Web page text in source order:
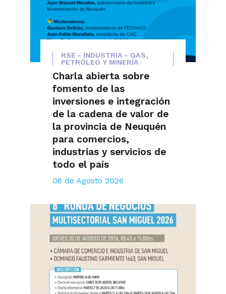
RSE - INDUSTRIA - GAS,
PETRÓLEO Y MINERÍA
Charla abierta sobre
fomento de las
inversiones e integración
de la cadena de valor de
la provincia de Neuquén
para comercios,
industrias y servicios de
todo el país
06 de Agosto 2026